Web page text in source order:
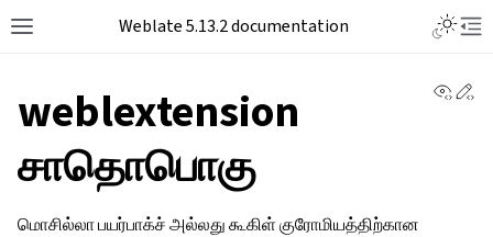
Toggle site navigation sidebar
Weblate 5.13.2 documentation
weblextension
சாதொபொகு
மொசில்லா பயர்பாக்ச் அல்லது கூகிள் குரோமியத்திற்கான